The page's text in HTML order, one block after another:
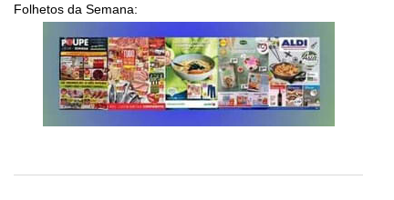
Folhetos da Semana: